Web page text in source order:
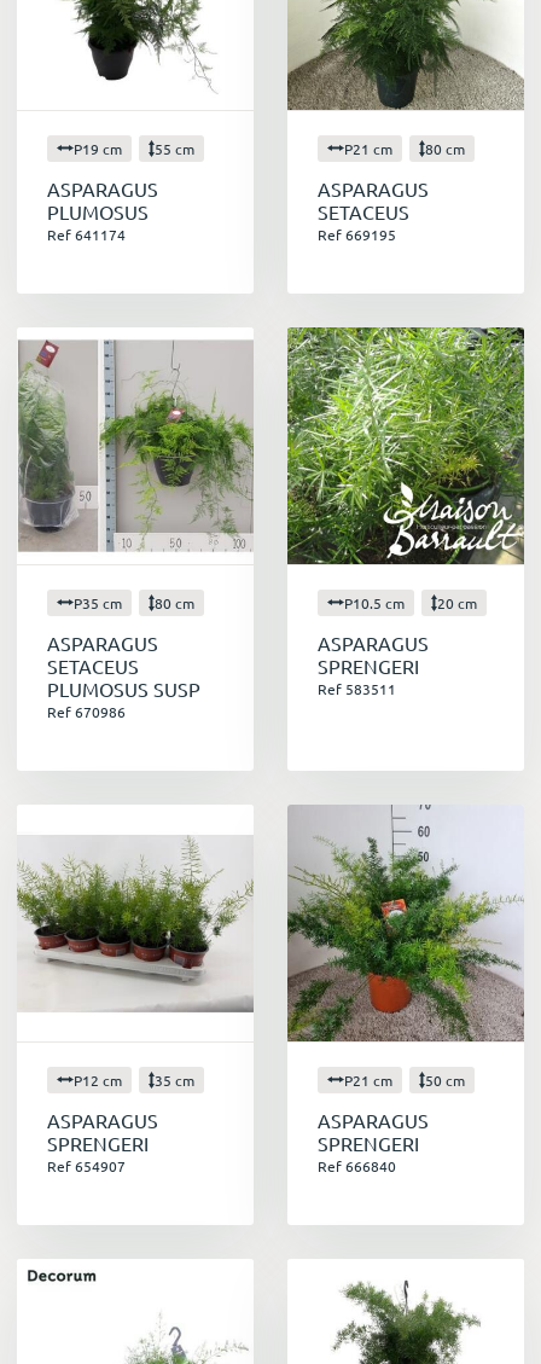
P19 cm 55 cm
ASPARAGUS
PLUMOSUS
Ref 641174
P21 cm 80 cm
ASPARAGUS
SETACEUS
Ref 669195
P35 cm 80 cm
ASPARAGUS
SETACEUS
PLUMOSUS SUSP
Ref 670986
P10.5 cm 20 cm
ASPARAGUS
SPRENGERI
Ref 583511
P12 cm 35 cm
ASPARAGUS
SPRENGERI
Ref 654907
P21 cm 50 cm
ASPARAGUS
SPRENGERI
Ref 666840